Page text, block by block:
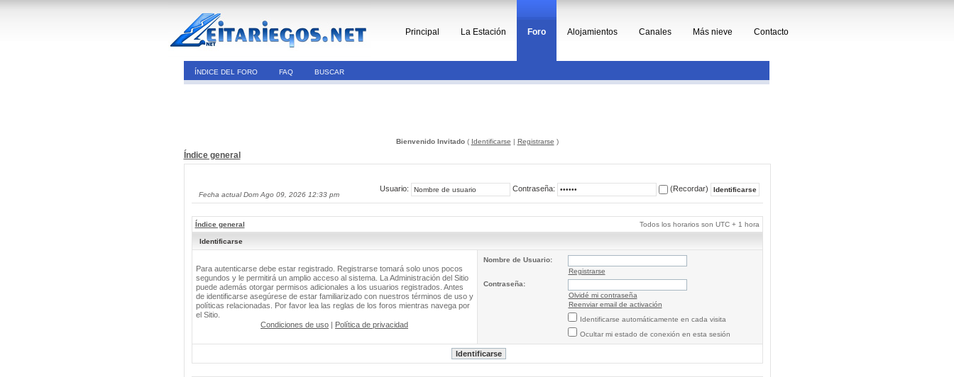
Principal La Estación Foro Alojamientos Canales Más nieve Contacto
ÍNDICE DEL FORO FAQ BUSCAR
Bienvenido Invitado( Identificarse | Registrarse )
Índice general
Fecha actual Dom Ago 09, 2026 12:33 pm
Usuario: Contraseña: (Recordar)
Índice general Todos los horarios son UTC + 1 hora
Identificarse
Para autenticarse debe estar registrado. Registrarse tomará solo unos pocos
segundos y le permitirá un amplio acceso al sistema. La Administración del Sitio
puede además otorgar permisos adicionales a los usuarios registrados. Antes
de identificarse asegúrese de estar familiarizado con nuestros términos de uso y
políticas relacionadas. Por favor lea las reglas de los foros mientras navega por
el Sitio.
Condiciones de uso | Política de privacidad
Nombre de Usuario:
Registrarse
Contraseña:
Olvidé mi contraseña
Reenviar email de activación
Identificarse automáticamente en cada visita
Ocultar mi estado de conexión en esta sesión